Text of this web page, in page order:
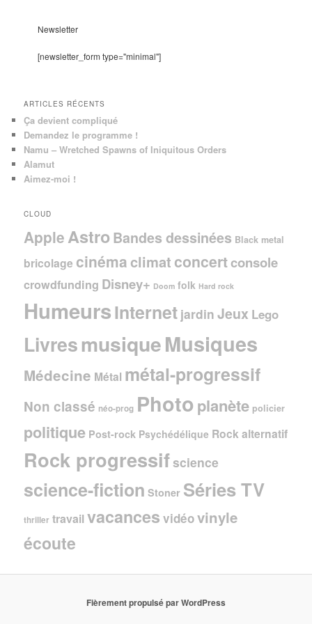
Newsletter
[newsletter_form type="minimal"]
ARTICLES RÉCENTS
Ça devient compliqué
Demandez le programme !
Namu – Wretched Spawns of Iniquitous Orders
Alamut
Aimez-moi !
CLOUD
Apple AstroBandes dessinées Black metal
bricolage cinéma climat concertconsole
crowdfunding Disney+ Doom folk Hard rock
HumeursInternet jardin Jeux Lego
LivresmusiqueMusiques
Médecine Métal métal-progressif
Non classé néo-prog Photo planète policier
politique Post-rock Psychédélique Rock alternatif
Rock progressifscience
science-fiction Stoner Séries TV
thriller travail vacances vidéovinyle
écoute
Fièrement propulsé par WordPress